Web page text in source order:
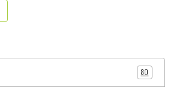
80